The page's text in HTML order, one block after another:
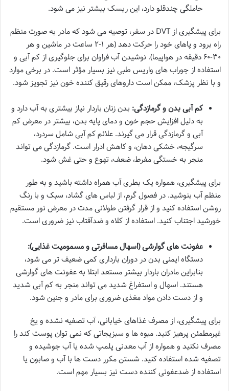
حاملگی چندقلو دارد، این ریسک بیشتر نیز می شود.
برای پیشگیری از DVT در سفر، توصیه می شود که مادر به صورت منظم
راه برود و پاهای خود را حرکت دهد (هر ۱-۲ ساعت در ماشین و هر
۳۰-۶۰ دقیقه در هواپیما). نوشیدن آب فراوان برای جلوگیری از کم آبی و
استفاده از جوراب های واریس طبی نیز بسیار مؤثر است. در برخی موارد
و با نظر پزشک، ممکن است داروهای رقیق کننده خون نیز تجویز شود.
کم آبی بدن و گرمازدگی: بدن زنان باردار نیاز بیشتری به آب دارد و
به دلیل افزایش حجم خون و دمای پایه بدن، بیشتر در معرض کم
آبی و گرمازدگی قرار می گیرند. علائم کم آبی شامل سردرد،
سرگیجه، خشکی دهان، و کاهش ادرار است. گرمازدگی می تواند
منجر به خستگی مفرط، ضعف، تهوع و حتی غش شود.
برای پیشگیری، همواره یک بطری آب همراه داشته باشید و به طور
منظم آب بنوشید. در فصول گرم، از لباس های گشاد، سبک و با رنگ
روشن استفاده کنید و از قرار گرفتن طولانی مدت در معرض نور مستقیم
خورشید اجتناب کنید. استفاده از کلاه و ضدآفتاب نیز ضروری است.
عفونت های گوارشی (اسهال مسافرتی و مسمومیت غذایی):
دستگاه ایمنی بدن در دوران بارداری کمی ضعیف تر می شود،
بنابراین مادران باردار بیشتر مستعد ابتلا به عفونت های گوارشی
هستند. اسهال و استفراغ شدید می تواند منجر به کم آبی شدید
و از دست دادن مواد مغذی ضروری برای مادر و جنین شود.
برای پیشگیری، از مصرف غذاهای خیابانی، آب تصفیه نشده و یخ
غیرمطمئن پرهیز کنید. میوه ها و سبزیجاتی که نمی توان پوست کند را
مصرف نکنید و همواره از آب معدنی پلمپ شده یا آب جوشیده و
تصفیه شده استفاده کنید. شستن مکرر دست ها با آب و صابون یا
استفاده از ضدعفونی کننده دست نیز بسیار مهم است.